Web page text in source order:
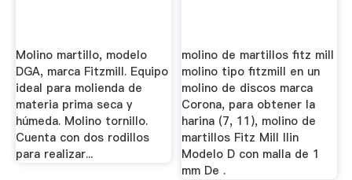
Molino martillo, modelo
DGA, marca Fitzmill. Equipo
ideal para molienda de
materia prima seca y
húmeda. Molino tornillo.
Cuenta con dos rodillos
para realizar...
molino de martillos fitz mill
molino tipo fitzmill en un
molino de discos marca
Corona, para obtener la
harina (7, 11), molino de
martillos Fitz Mill Ilin
Modelo D con malla de 1
mm De .